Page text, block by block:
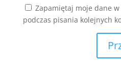
Zapamiętaj moje dane
podczas pisania kolejnych